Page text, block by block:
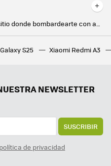
YouTube ha encontrado otro sitio donde bombardearte con anuncios en Android TV. No te va a gustar
Salen a la luz los salarios de las grandes tech españolas, y hay muy buenas noticias. También descubren la empresa que más paga
S25 Xiaomi Redmi A3
NEWSLETTER
SUSCRIBIR
política de privacidad